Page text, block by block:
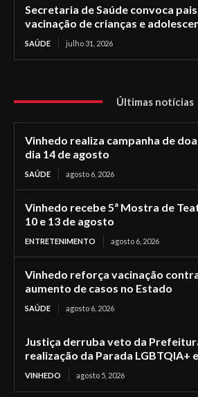
Secretaria de Saúde convoca
vacinação de crianças e
SAÚDE julho 31, 2026
Últimas notícias
Vinhedo realiza campanha de
dia 14 de agosto
SAÚDE agosto 6, 2026
Vinhedo recebe 5ª Mostra de
10 e 13 de agosto
ENTRETENIMENTO agosto 6, 2026
Vinhedo reforça vacinação
aumento de casos no Estado
SAÚDE agosto 6, 2026
Justiça derruba veto da
realização da Parada LGBTQIA+
VINHEDO agosto 5, 2026